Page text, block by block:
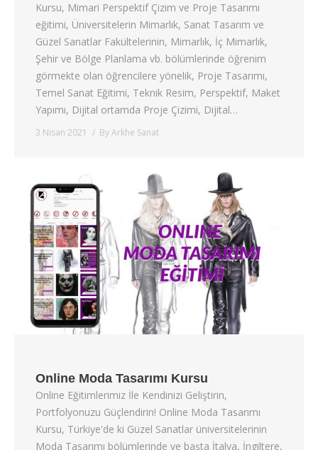
Kursu, Mimari Perspektif Çizim ve Proje Tasarımı
eğitimi, Üniversitelerin Mimarlık, Sanat Tasarım ve
Güzel Sanatlar Fakültelerinin, Mimarlık, İç Mimarlık,
Şehir ve Bölge Planlama vb. bölümlerinde öğrenim
görmekte olan öğrencilere yönelik, Proje Tasarımı,
Temel Sanat Eğitimi, Teknik Resim, Perspektif, Maket
Yapımı, Dijital ortamda Proje Çizimi, Dijital…
3 Nisan 2021 ByArkhe Sanat
Online Moda Tasarımı Kursu
Online Eğitimlerimiz İle Kendinizi Geliştirin,
Portfolyonuzu Güçlendirin! Online Moda Tasarımı
Kursu, Türkiye'de ki Güzel Sanatlar üniversitelerinin
Moda Tasarımı bölümlerinde ve başta İtalya, İngiltere,